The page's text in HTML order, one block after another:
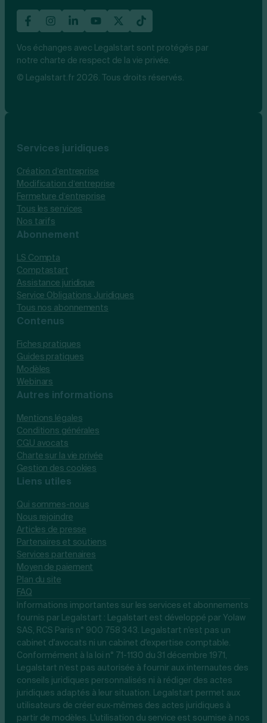
Vos échanges avec Legalstart sont protégés par
notre charte de respect de la vie privée.
© Legalstart.fr 2026. Tous droits réservés.
Services juridiques
Création d’entreprise
Modification d’entreprise
Fermeture d’entreprise
Tous les services
Nos tarifs
Abonnement
LS Compta
Comptastart
Assistance juridique
Service Obligations Juridiques
Tous nos abonnements
Contenus
Fiches pratiques
Guides pratiques
Modèles
Webinars
Autres informations
Mentions légales
Conditions générales
CGU avocats
Charte sur la vie privée
Gestion des cookies
Liens utiles
Qui sommes-nous
Nous rejoindre
Articles de presse
Partenaires et soutiens
Services partenaires
Moyen de paiement
Plan du site
FAQ
Informations importantes sur les services et abonnements
fournis par Legalstart : Legalstart est développé par Yolaw
SAS, RCS Paris n° 900 758 343. Legalstart n'est pas un
cabinet d'avocats ni un cabinet d'expertise comptable.
Conformément à la loi n° 71-1130 du 31 décembre 1971,
Legalstart n’est pas autorisée à fournir aux internautes des
conseils juridiques personnalisés ni à rédiger des actes
juridiques adaptés à leur situation. Legalstart permet aux
utilisateurs de créer eux-mêmes des actes juridiques à
partir de modèles. L'utilisation du service est soumise à nos